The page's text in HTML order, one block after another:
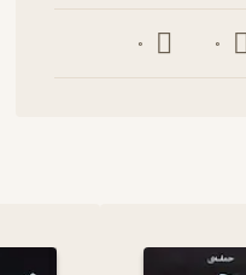
0
0